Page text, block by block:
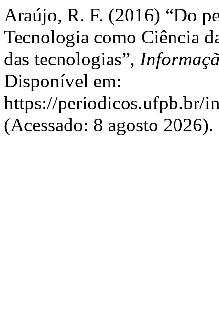
Araújo, R. F. (2016) “Do
Tecnologia como Ciência
das tecnologias”,
Disponível em:
https://periodicos.ufpb.br/
(Acessado: 8 agosto 2026).